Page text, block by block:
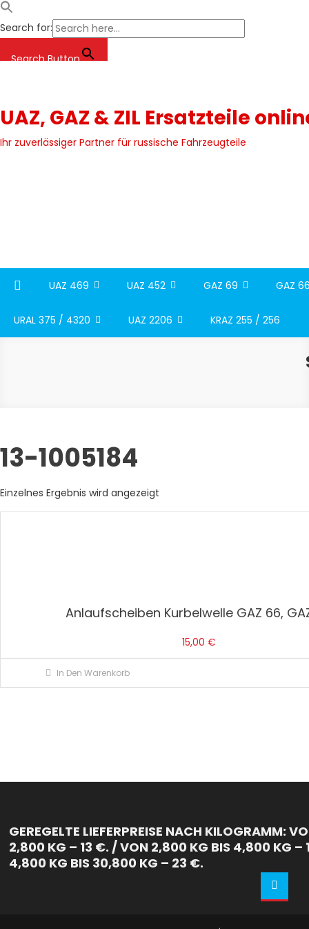
Search for:
Search Button
UAZ, GAZ & ZIL Ersatzteile
Ihr zuverlässiger Partner für russische Fahrzeugteile
UAZ 469 UAZ 452 GAZ 69 GAZ
URAL 375 / 4320 UAZ 2206 KRAZ 255 / 256
13-1005184
Einzelnes Ergebnis wird angezeigt
Anlaufscheiben Kurbelwelle GAZ 66,
15,00 €
In Den Warenkorb
GEREGELTE LIEFERPREISE NACH KILOGRAMM:
2,800 KG – 13 €. / VON 2,800 KG BIS 4,800 KG –
4,800 KG BIS 30,800 KG – 23 €.